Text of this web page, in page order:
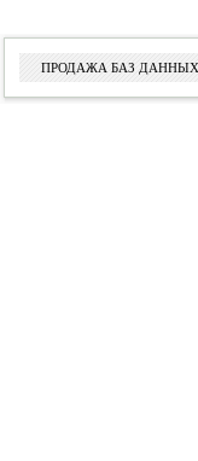
ПРОДАЖА БАЗ ДАННЫХ